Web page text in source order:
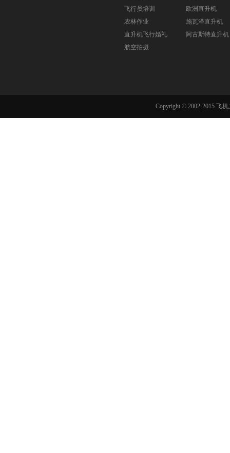
飞行员培训
农林作业
直升机飞行婚礼
航空拍摄
欧洲直升机
施瓦泽直升机
阿古斯特直升机
Copyright © 2002-2015 飞